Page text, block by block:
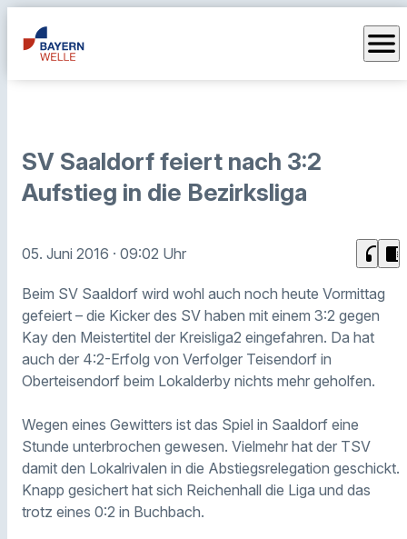
menu
SV Saaldorf feiert nach 3:2
Aufstieg in die Bezirksliga
05. Juni 2016 · 09:02 Uhr headphones chrome_reader_mode
Beim SV Saaldorf wird wohl auch noch heute Vormittag
gefeiert – die Kicker des SV haben mit einem 3:2 gegen
Kay den Meistertitel der Kreisliga2 eingefahren. Da hat
auch der 4:2-Erfolg von Verfolger Teisendorf in
Oberteisendorf beim Lokalderby nichts mehr geholfen.
Wegen eines Gewitters ist das Spiel in Saaldorf eine
Stunde unterbrochen gewesen. Vielmehr hat der TSV
damit den Lokalrivalen in die Abstiegsrelegation geschickt.
Knapp gesichert hat sich Reichenhall die Liga und das
trotz eines 0:2 in Buchbach.